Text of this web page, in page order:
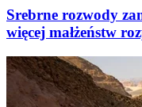
Srebrne rozwody
więcej małżeństw